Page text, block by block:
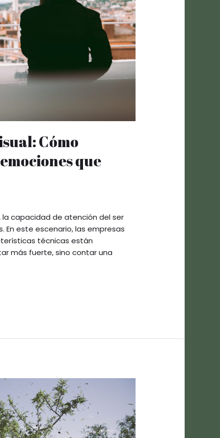
Cómo
que
capacidad de atención del ser
En este escenario, las empresas
técnicas están
más fuerte, sino contar una